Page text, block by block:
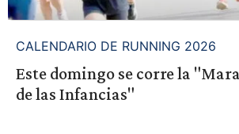
CALENDARIO DE RUNNING 2026
Este domingo se corre la
de las Infancias"